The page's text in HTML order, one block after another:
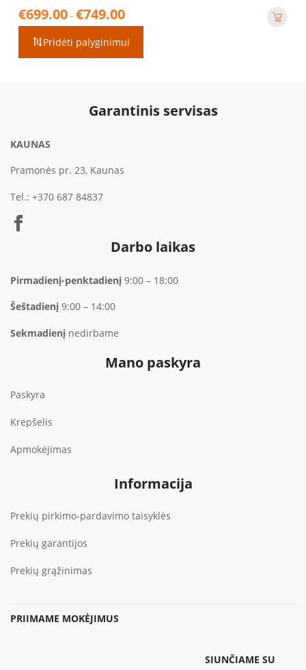
€699.00–€749.00
€699.00
through
Pridėti palyginimui
Garantinis servisas
KAUNAS
Pramonės pr. 23, Kaunas
Tel.: +370 687 84837
Darbo laikas
Pirmadienį-penktadienį 9:00 – 18:00
Šeštadienį 9:00 – 14:00
Sekmadienį nedirbame
Mano paskyra
Paskyra
Krepšelis
Apmokėjimas
Informacija
Prekių pirkimo-pardavimo taisyklės
Prekių garantijos
Prekių grąžinimas
PRIIMAME MOKĖJIMUS
SIUNČIAME SU